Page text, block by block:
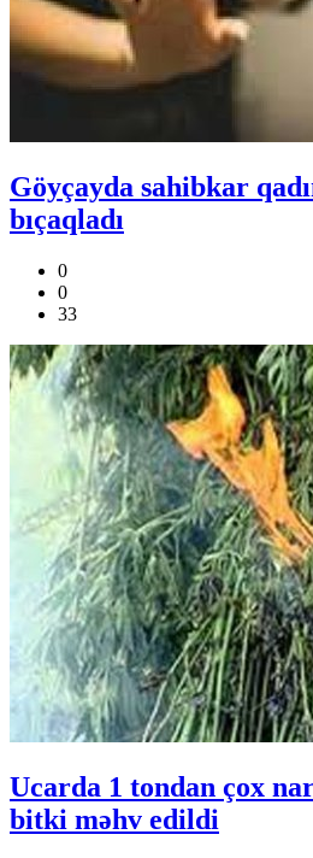
Göyçayda sahibkar
bıçaqladı
0
0
33
Ucarda 1 tondan çox
bitki məhv edildi